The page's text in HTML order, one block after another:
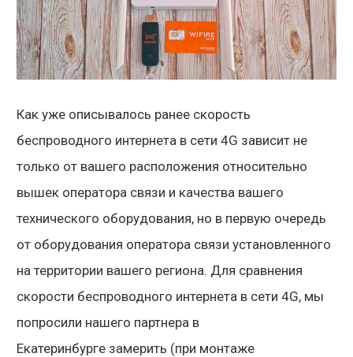
Как уже описывалось ранее скорость
беспроводного интернета в сети 4G зависит не
только от вашего расположения относительно
вышек оператора связи и качества вашего
технического оборудования, но в первую очередь
от оборудования оператора связи установленного
на территории вашего региона. Для сравнения
скорости беспроводного интернета в сети 4G, мы
попросили нашего партнера в
Екатеринбурге замерить (при монтаже